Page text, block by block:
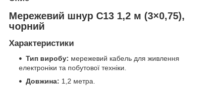
Мережевий шнур С13 1,2 м (3×0,75),
чорний
Характеристики
Тип виробу: мережевий кабель для живлення
електроніки та побутової техніки.
Довжина: 1,2 метра.